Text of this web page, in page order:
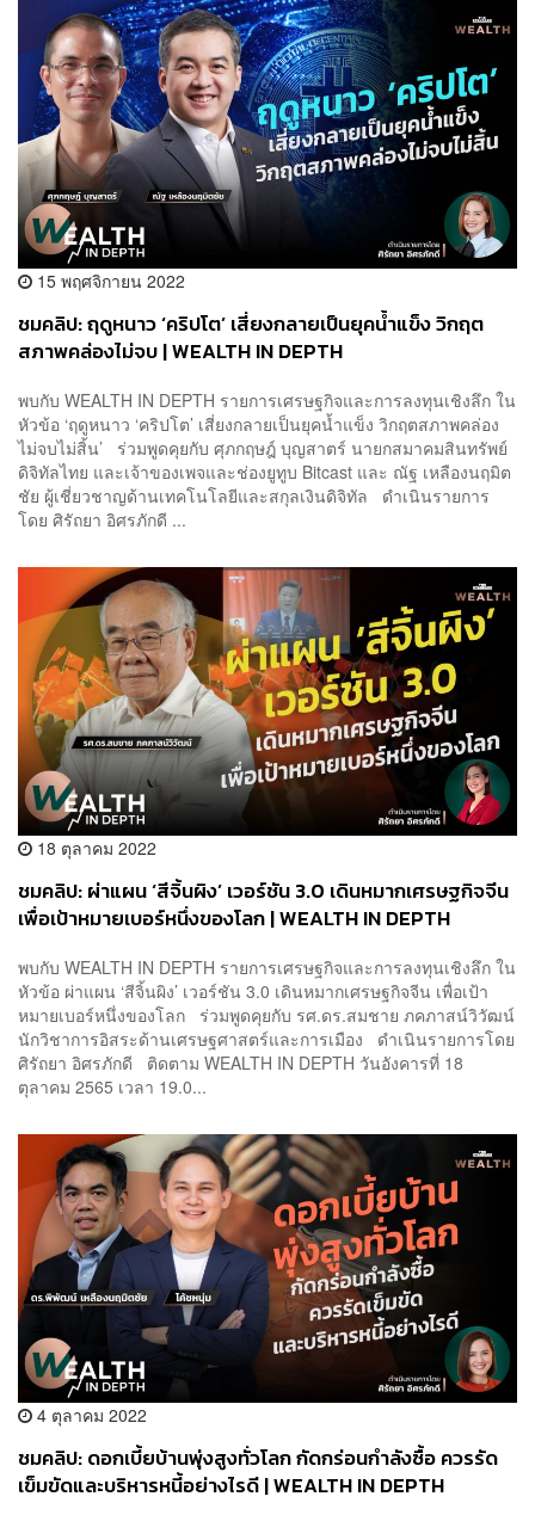
15 พฤศจิกายน 2022
ชมคลิป: ฤดูหนาว ‘คริปโต’ เสี่ยงกลายเป็นยุคน้ำแข็ง วิกฤต
สภาพคล่องไม่จบ | WEALTH IN DEPTH
พบกับ WEALTH IN DEPTH รายการเศรษฐกิจและการลงทุนเชิงลึก ใน
หัวข้อ ‘ฤดูหนาว ‘คริปโต’ เสี่ยงกลายเป็นยุคน้ำแข็ง วิกฤตสภาพคล่อง
ไม่จบไม่สิ้น’ ร่วมพูดคุยกับ ศุภกฤษฎ์ บุญสาตร์ นายกสมาคมสินทรัพย์
ดิจิทัลไทย และเจ้าของเพจและช่องยูทูบ Bitcast และ ณัฐ เหลืองนฤมิต
ชัย ผู้เชี่ยวชาญด้านเทคโนโลยีและสกุลเงินดิจิทัล ดำเนินรายการ
โดย ศิรัถยา อิศรภักดี ...
18 ตุลาคม 2022
ชมคลิป: ผ่าแผน ‘สีจิ้นผิง’ เวอร์ชัน 3.0 เดินหมากเศรษฐกิจจีน
เพื่อเป้าหมายเบอร์หนึ่งของโลก | WEALTH IN DEPTH
พบกับ WEALTH IN DEPTH รายการเศรษฐกิจและการลงทุนเชิงลึก ใน
หัวข้อ ผ่าแผน ‘สีจิ้นผิง’ เวอร์ชัน 3.0 เดินหมากเศรษฐกิจจีน เพื่อเป้า
หมายเบอร์หนึ่งของโลก ร่วมพูดคุยกับ รศ.ดร.สมชาย ภคภาสน์วิวัฒน์
นักวิชาการอิสระด้านเศรษฐศาสตร์และการเมือง ดำเนินรายการโดย
ศิรัถยา อิศรภักดี ติดตาม WEALTH IN DEPTH วันอังคารที่ 18
ตุลาคม 2565 เวลา 19.0...
4 ตุลาคม 2022
ชมคลิป: ดอกเบี้ยบ้านพุ่งสูงทั่วโลก กัดกร่อนกำลังซื้อ ควรรัด
เข็มขัดและบริหารหนี้อย่างไรดี | WEALTH IN DEPTH